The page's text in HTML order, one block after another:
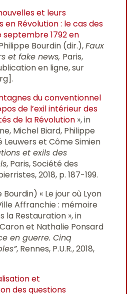
et leurs
en Révolution : le cas des
septembre 1792 en
Bourdin (dir.),Faux
et fake news, Paris,
en ligne, sur
du conventionnel
de l’exil intérieur des
de la Révolution », in
Michel Biard, Philippe
Leuwers et Côme Simien
et exils des
, Paris, Société des
2018, p. 187-199.
« Le jour où Lyon
Affranchie : mémoire
la Restauration », in
et Nathalie Ponsard
en guerre. Cinq
, Rennes, P.U.R., 2018,
et
des questions